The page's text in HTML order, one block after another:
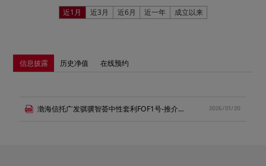
近1月 近3月 近6月 近一年 成立以来
信息披露 历史净值 在线预约
渤海信托广发骐骥智荟中性套利FOF1号-推介书.pdf 2026/01/20